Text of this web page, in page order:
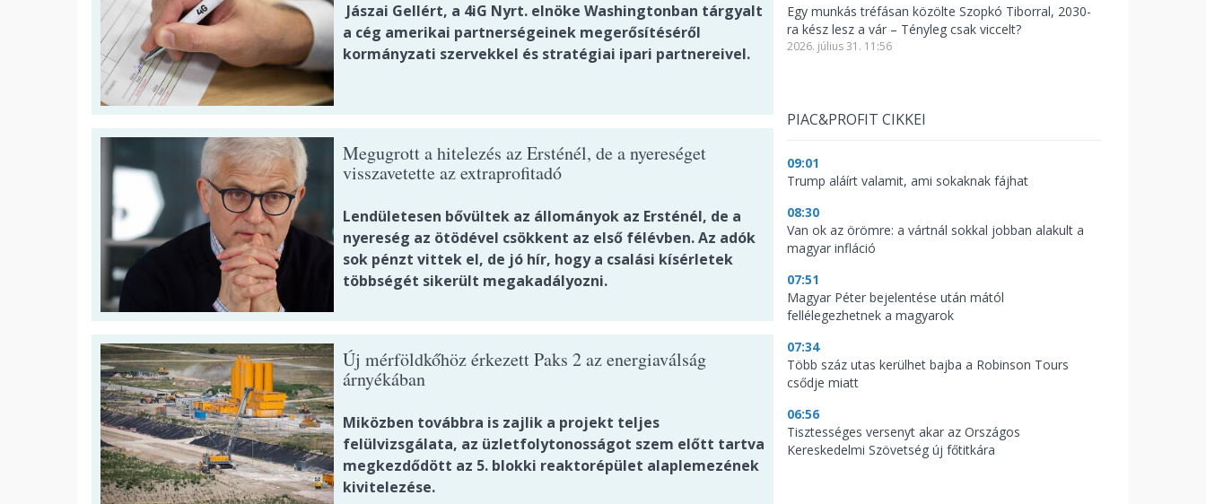
Jászai Gellért, a 4iG Nyrt. elnöke Washingtonban tárgyalt
a cég amerikai partnerségeinek megerősítéséről
kormányzati szervekkel és stratégiai ipari partnereivel.
Megugrott a hitelezés az Ersténél, de a nyereséget
visszavetette az extraprofitadó
Lendületesen bővültek az állományok az Ersténél, de a
nyereség az ötödével csökkent az első félévben. Az adók
sok pénzt vittek el, de jó hír, hogy a csalási kísérletek
többségét sikerült megakadályozni.
Új mérföldkőhöz érkezett Paks 2 az energiaválság
árnyékában
Miközben továbbra is zajlik a projekt teljes
felülvizsgálata, az üzletfolytonosságot szem előtt tartva
megkezdődött az 5. blokki reaktorépület alaplemezének
kivitelezése.
Egy munkás tréfásan közölte Szopkó Tiborral, 2030-
ra kész lesz a vár – Tényleg csak viccelt?
2026. július 31. 11:56
PIAC&PROFIT CIKKEI
09:01
Trump aláírt valamit, ami sokaknak fájhat
08:30
Van ok az örömre: a vártnál sokkal jobban alakult a
magyar infláció
07:51
Magyar Péter bejelentése után mától
fellélegezhetnek a magyarok
07:34
Több száz utas kerülhet bajba a Robinson Tours
csődje miatt
06:56
Tisztességes versenyt akar az Országos
Kereskedelmi Szövetség új főtitkára